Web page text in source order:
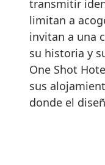
transmitir
limitan a
invitan a una
su historia y
One Shot
sus
donde el